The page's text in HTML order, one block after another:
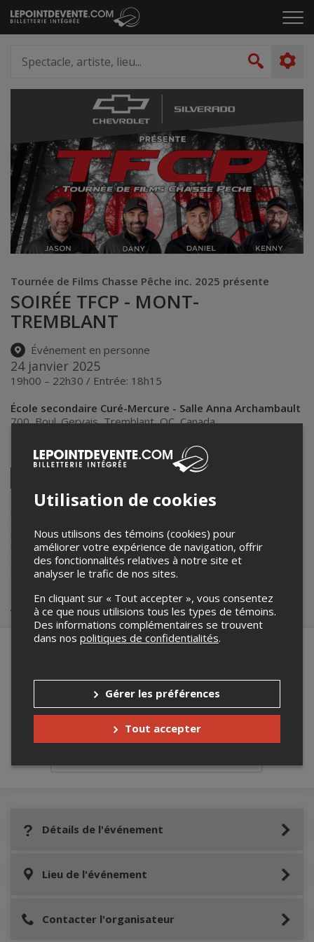
Passer
au
le
artiste,
lieu...
Tournée de Films Chasse Pêche inc. 2025 présente
SOIRÉE TFCP - MONT-
TREMBLANT
Événement en personne
24 janvier 2025
19h00 – 22h30 / Entrée: 18h15
École secondaire Curé-Mercure - Salle Anna Archambault
700, Boul. Gervais,Tremblant,QC,Canada
Partagez cet événement
Facebook Linkedin Pinterest
Envoyer
par
billets pour ses événements.
Pour plus d’information à propos de cet événement, veuillez
contacter l’organisateur de l’événement,Tournée de films chasse
pêche inc., àfilmschassepeche@gmail.com
Achat de billets
Merci de confirmer que vous n'êtes pas un
robot ci-bas.
Détails de l'événement
Lieu de l'événement
Contacter l'organisateur
Utilisation de cookies
Nous utilisons des témoins (cookies) pour
améliorer votre expérience de navigation, offrir
des fonctionnalités relatives à notre site et
analyser le trafic de nos sites.
En cliquant sur « Tout accepter », vous consentez
à ce que nous utilisions tous les types de témoins.
Des informations complémentaires se trouvent
dans nos politiques de confidentialités.
Gérer les préférences
Tout accepter